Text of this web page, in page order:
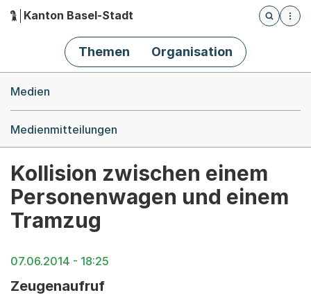
Hauptnavigation
Kanton Basel-Stadt
Öffnet
Themen Organisation
Medien
Medienmitteilungen
Kollision zwischen einem
Personenwagen und einem
Tramzug
07.06.2014 - 18:25
Zeugenaufruf